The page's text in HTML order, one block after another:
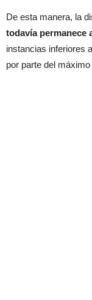
De esta manera, la
todavía permanece
instancias inferiores
por parte del máximo